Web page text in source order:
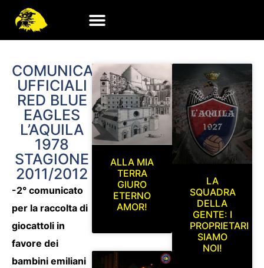
COMUNICATI
UFFICIALI
RED BLUE
EAGLES
L’AQUILA
1978
STAGIONE
2011/2012
-2° comunicato
per la raccolta di
giocattoli in
favore dei
bambini emiliani
ALLA MIA
TERRA
GIURO
ETERNO
AMOR!
LA
SQUADRA
DELLA
GENTE: I
PROPRIETARI
SIAMO
NOI!